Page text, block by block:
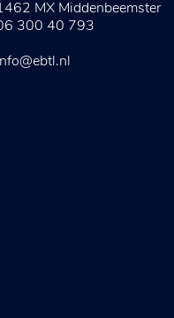
MX Middenbeemster
300 40 793